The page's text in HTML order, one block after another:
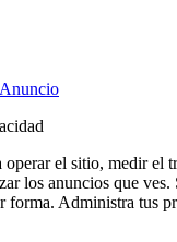
operar el sitio, medir
los anuncios que ves.
forma. Administra tus